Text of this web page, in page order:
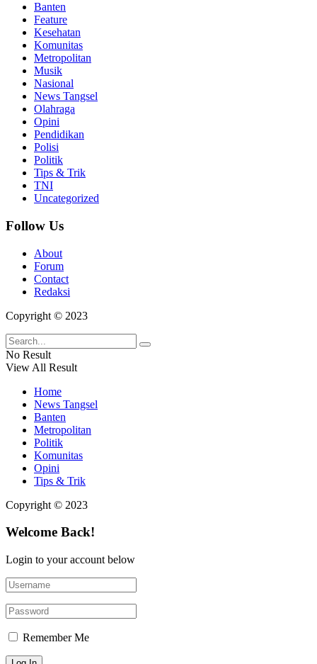
Banten
Feature
Kesehatan
Komunitas
Metropolitan
Musik
Nasional
News Tangsel
Olahraga
Opini
Pendidikan
Polisi
Politik
Tips & Trik
TNI
Uncategorized
Follow Us
About
Forum
Contact
Redaksi
Copyright © 2023
No Result
View All Result
Home
News Tangsel
Banten
Metropolitan
Politik
Komunitas
Opini
Tips & Trik
Copyright © 2023
Welcome Back!
Login to your account below
Remember Me